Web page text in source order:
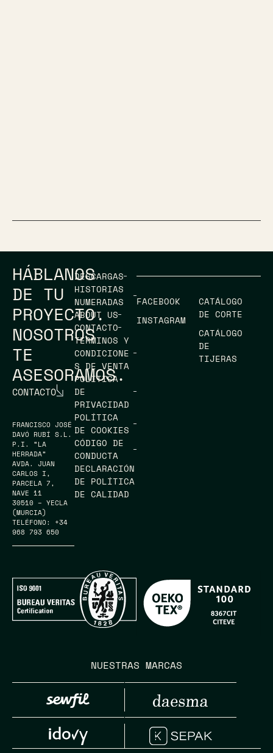
HÁBLANOS
DE TU
PROYECTO.
NOSOTROS
TE
ASESORAMOS.
CONTACTO
FRANCISCO JOSÉ
DAVÓ RUBÍ S.L.
P.I. “LA
HERRADA”
AVDA. JUAN
CARLOS I,
PARCELA 7,
NAVE 11
30510 – YECLA
(MURCIA)
TELÉFONO: +34
968 793 650
DESCARGAS
HISTORIAS
NUMERADAS
ABOUT US
CONTACTO
TÉRMINOS Y
CONDICIONE
S DE VENTA
POLÍTICA
DE
PRIVACIDAD
POLÍTICA
DE COOKIES
CÓDIGO DE
CONDUCTA
DECLARACIÓN
DE POLÍTICA
DE CALIDAD
FACEBOOK
INSTAGRAM
CATÁLOGO
DE CORTE
CATÁLOGO
DE
TIJERAS
NUESTRAS MARCAS